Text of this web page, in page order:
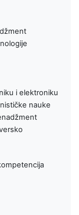
i elektroniku
nauke